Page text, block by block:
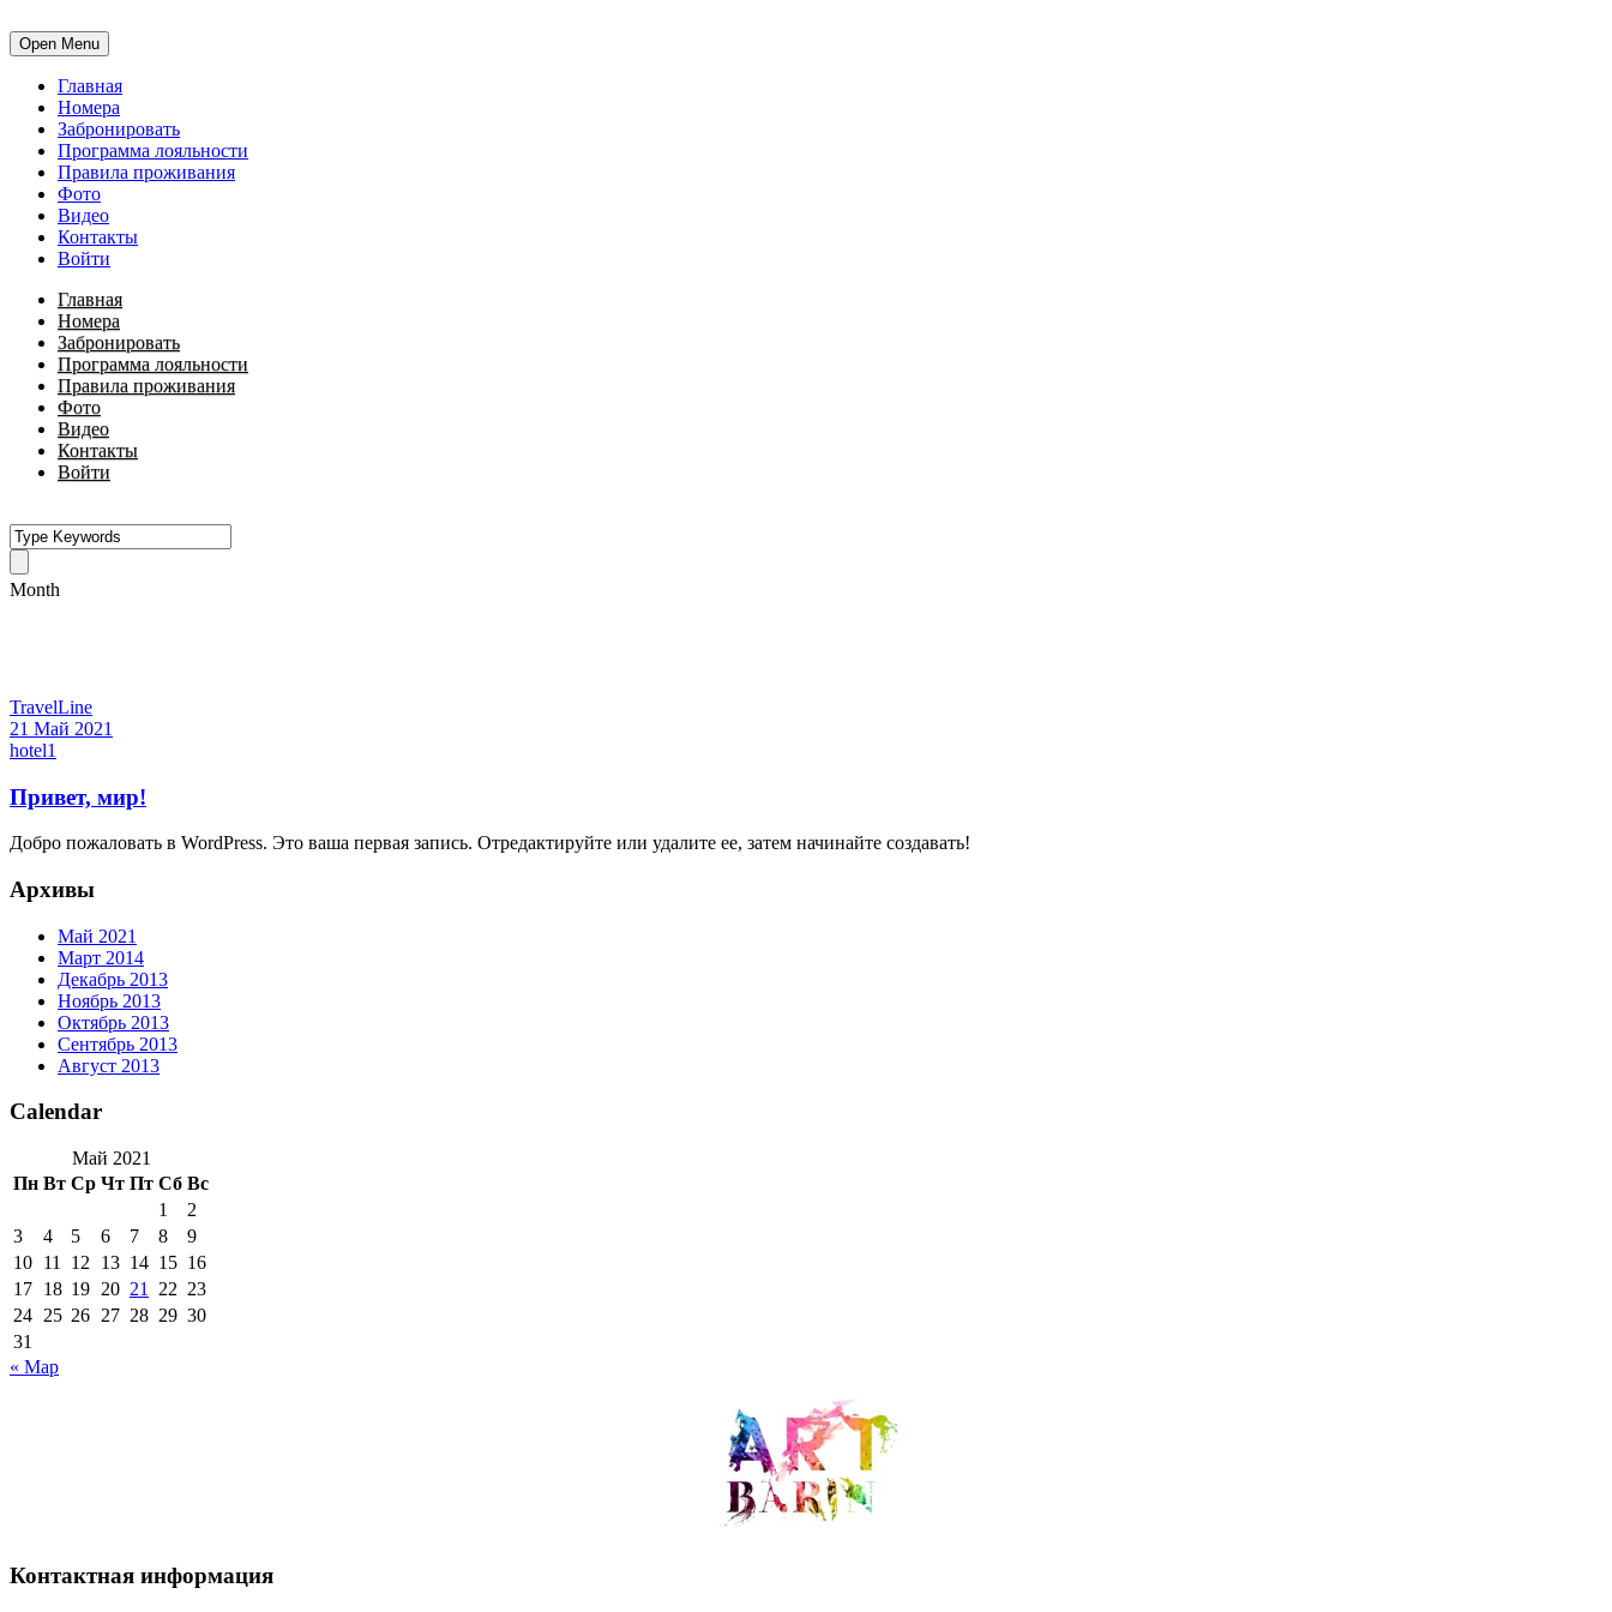
Open Menu
Главная
Номера
Забронировать
Программа лояльности
Правила проживания
Фото
Видео
Контакты
Войти
Главная
Номера
Забронировать
Программа лояльности
Правила проживания
Фото
Видео
Контакты
Войти
Month
TravelLine
21 Май 2021
hotel1
Привет, мир!
Добро пожаловать в WordPress. Это ваша первая запись. Отредактируйте или удалите ее, затем начинайте создавать!
Архивы
Май 2021
Март 2014
Декабрь 2013
Ноябрь 2013
Октябрь 2013
Сентябрь 2013
Август 2013
Calendar
Май 2021
Пн Вт Ср Чт Пт Сб Вс
1
2
3
4 5 6 7 8
9
10 11 12 13 14 15 16
17 18 19 20 21 22 23
24 25 26 27 28 29 30
31
« Мар
Контактная информация